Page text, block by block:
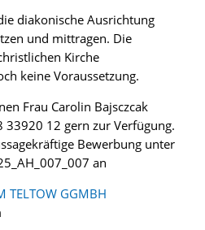
diakonische Ausrichtung
und mittragen. Die
Kirche
keine Voraussetzung.
Frau Carolin Bajsczcak
12 gern zur Verfügung.
Bewerbung unter
an
TELTOW GGMBH